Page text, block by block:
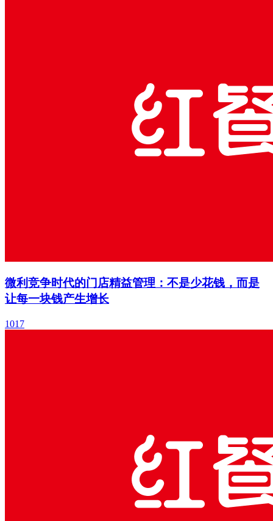
微利竞争时代的门店精益管理：不是少花钱，而是
让每一块钱产生增长
1017